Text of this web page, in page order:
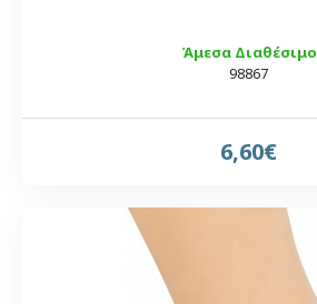
Άμεσα Διαθέσιμο
98867
6,60€